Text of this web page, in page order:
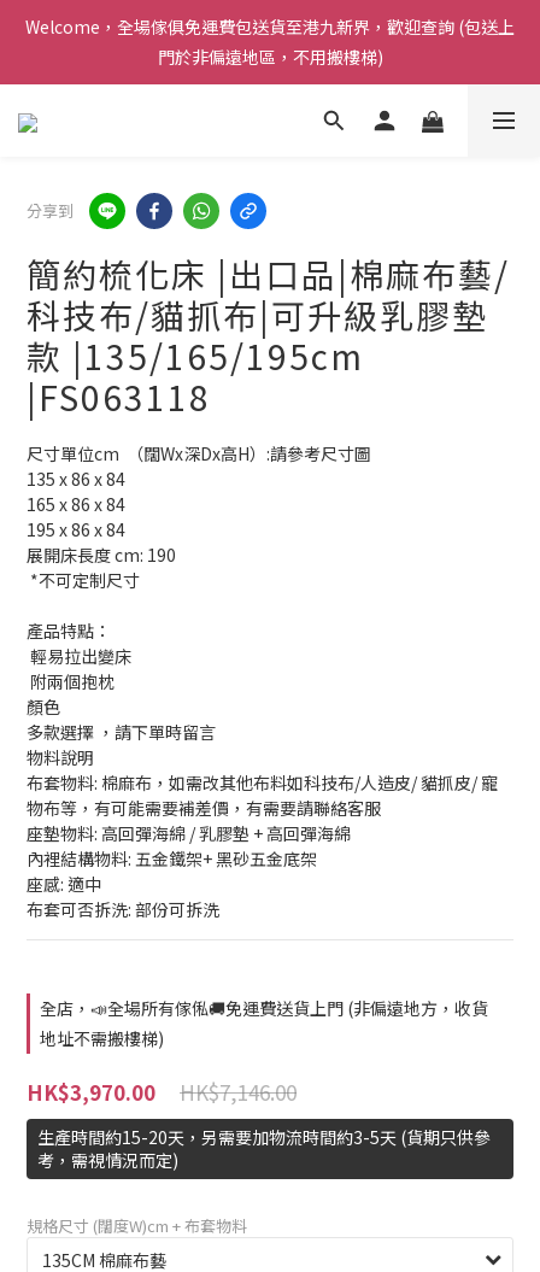
Welcome，全場傢俱免運費包送貨至港九新界，歡迎查詢 (包送上
門於非偏遠地區，不用搬樓梯)
門於非偏遠地區，不用搬樓梯)
感謝支持 ! Airy Living 已連續三年榮獲carousell 頒發的 [ 傑出優
門於非偏遠地區，不用搬樓梯)
分享到
簡約梳化床 |出口品|棉麻布藝/
科技布/貓抓布|可升級乳膠墊
款 |135/165/195cm
|FS063118
尺寸單位cm  （闊Wx深Dx高H）:請參考尺寸圖
135 x 86 x 84
165 x 86 x 84
195 x 86 x 84
展開床長度 cm: 190
*不可定制尺寸
產品特點：
輕易拉出變床
附兩個抱枕
顏色
多款選擇 ，請下單時留言
物料說明
布套物料: 棉麻布，如需改其他布料如科技布/人造皮/ 貓抓皮/ 寵
物布等，有可能需要補差價，有需要請聯絡客服
座墊物料: 高回彈海綿 / 乳膠墊 + 高回彈海綿
內裡結構物料: 五金鐵架+ 黑砂五金底架
座感: 適中
布套可否拆洗: 部份可拆洗
全店，📣全場所有傢俬🚚免運費送貨上門 (非偏遠地方，收貨
地址不需搬樓梯)
HK$7,146.00
HK$3,970.00
生產時間約15-20天，另需要加物流時間約3-5天 (貨期只供參
考，需視情況而定)
規格尺寸 (闊度W)cm + 布套物料